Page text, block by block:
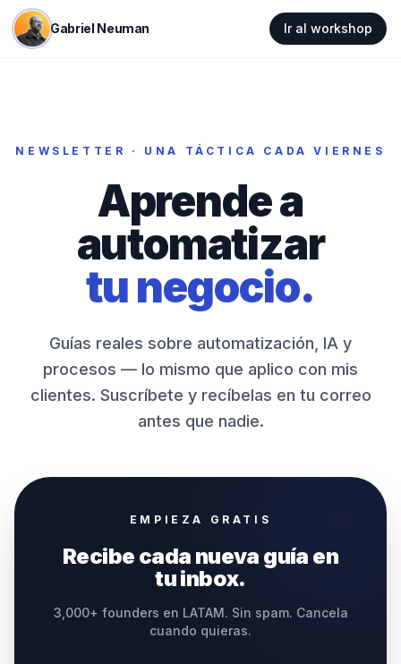
Gabriel Neuman Ir al workshop
NEWSLETTER · UNA TÁCTICA CADA VIERNES
Aprende a
automatizar
tu negocio.
Guías reales sobre automatización, IA y
procesos — lo mismo que aplico con mis
clientes. Suscríbete y recíbelas en tu correo
antes que nadie.
EMPIEZA GRATIS
Recibe cada nueva guía en
tu inbox.
3,000+ founders en LATAM. Sin spam. Cancela
cuando quieras.